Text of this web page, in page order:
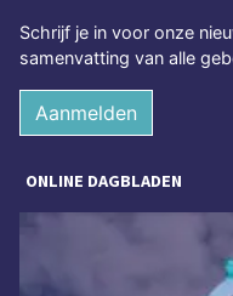
Schrijf je in voor onze
samenvatting van alle
Aanmelden
ONLINE DAGBLADEN